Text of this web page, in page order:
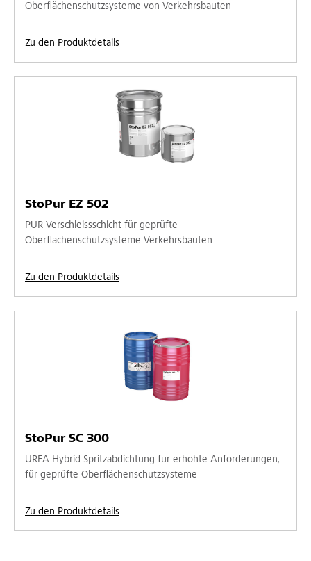
Oberflächenschutzsysteme von Verkehrsbauten
Zu den Produktdetails
StoPur EZ 502
PUR Verschleissschicht für geprüfte
Oberflächenschutzsysteme Verkehrsbauten
Zu den Produktdetails
StoPur SC 300
UREA Hybrid Spritzabdichtung für erhöhte Anforderungen,
für geprüfte Oberflächenschutzsysteme
Zu den Produktdetails